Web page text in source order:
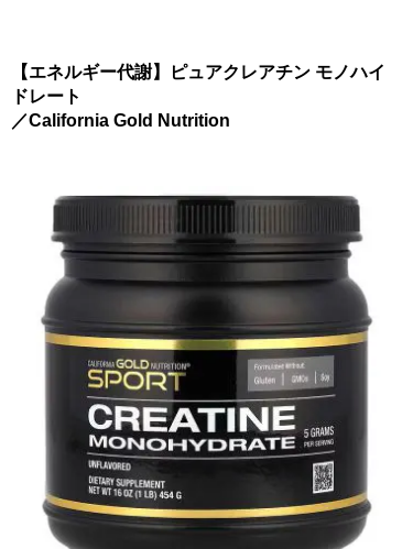
【エネルギー代謝】ピュアクレアチン モノハイ
ドレート
／California Gold Nutrition